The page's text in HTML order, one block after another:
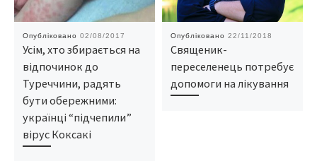
Опубліковано 02/08/2017
Усім, хто збирається на
відпочинок до
Туреччини, радять
бути обережними:
українці “підчепили”
вірус Коксакі
Опубліковано 22/11/2018
Священик-
переселенець потребує
допомоги на лікування